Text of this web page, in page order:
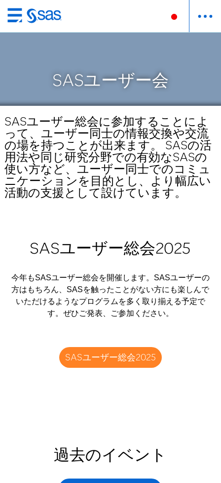
Skip
to
SASユーザー会
SASユーザー総会に参加することによ
って、ユーザー同士の情報交換や交流
の場を持つことが出来ます。 SASの活
用法や同じ研究分野での有効なSASの
使い方など、ユーザー同士でのコミュ
ニケーションを目的とし、より幅広い
活動の支援として設けています。
SASユーザー総会2025
今年もSASユーザー総会を開催します。SASユーザーの
方はもちろん、SASを触ったことがない方にも楽しんで
いただけるようなプログラムを多く取り揃える予定で
す。ぜひご発表、ご参加ください。
SASユーザー総会2025
過去のイベント